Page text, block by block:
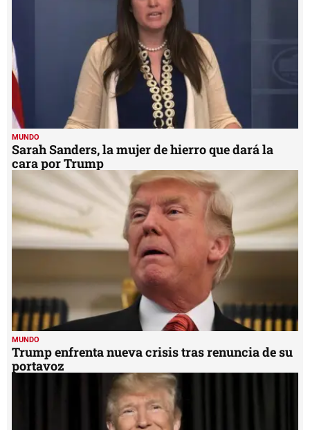
MUNDO
Sarah Sanders, la mujer de hierro que dará la
cara por Trump
MUNDO
Trump enfrenta nueva crisis tras renuncia de su
portavoz